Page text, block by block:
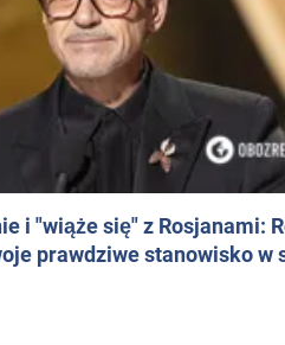
i "wiąże się" z Rosjanami:
prawdziwe stanowisko w